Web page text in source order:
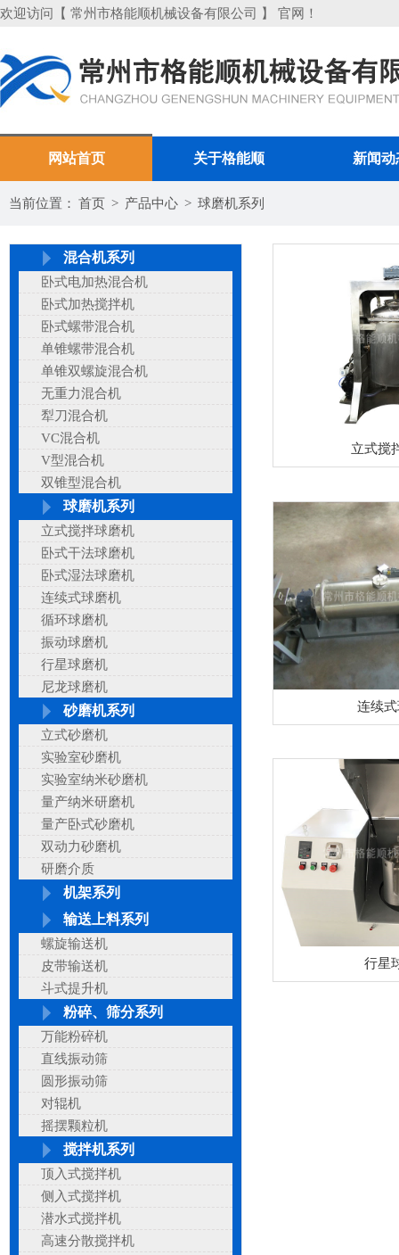
欢迎访问【 常州市格能顺机械设备有限公司 】 官网！
网站首页 关于格能顺 新闻动
当前位置： 首页 > 产品中心 > 球磨机系列
混合机系列
卧式电加热混合机
卧式加热搅拌机
卧式螺带混合机
单锥螺带混合机
单锥双螺旋混合机
无重力混合机
犁刀混合机
VC混合机
V型混合机
双锥型混合机
球磨机系列
立式搅拌球磨机
卧式干法球磨机
卧式湿法球磨机
连续式球磨机
循环球磨机
振动球磨机
行星球磨机
尼龙球磨机
砂磨机系列
立式砂磨机
实验室砂磨机
实验室纳米砂磨机
量产纳米研磨机
量产卧式砂磨机
双动力砂磨机
研磨介质
机架系列
输送上料系列
螺旋输送机
皮带输送机
斗式提升机
粉碎、筛分系列
万能粉碎机
直线振动筛
圆形振动筛
对辊机
摇摆颗粒机
搅拌机系列
顶入式搅拌机
侧入式搅拌机
潜水式搅拌机
高速分散搅拌机
立式搅
连续
行星